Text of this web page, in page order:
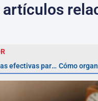
artículos
Estrategias efectivas para demostrar que tu préstamo personal es usurario